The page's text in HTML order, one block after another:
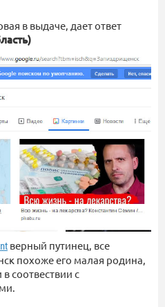
в выдаче, дает ответ
верный путинец, все
похоже его малая родина,
соотвествии с